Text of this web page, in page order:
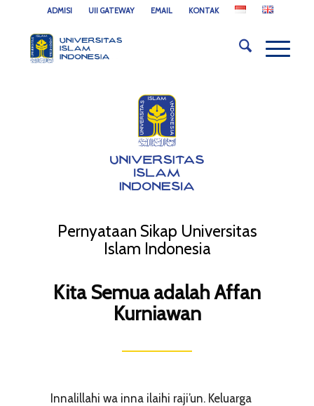
ADMISI UII GATEWAY EMAIL KONTAK
Pernyataan Sikap Universitas
Islam Indonesia
Kita Semua adalah Affan
Kurniawan
Innalillahi wa inna ilaihi raji’un. Keluarga